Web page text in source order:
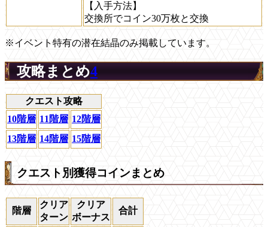
【入手方法】
交換所でコイン30万枚と交換
※イベント特有の潜在結晶のみ掲載しています。
攻略まとめ4
クエスト攻略
10階層 11階層 12階層
13階層 14階層 15階層
クエスト別獲得コインまとめ
階層
クリア
ターン
クリア
ボーナス
合計